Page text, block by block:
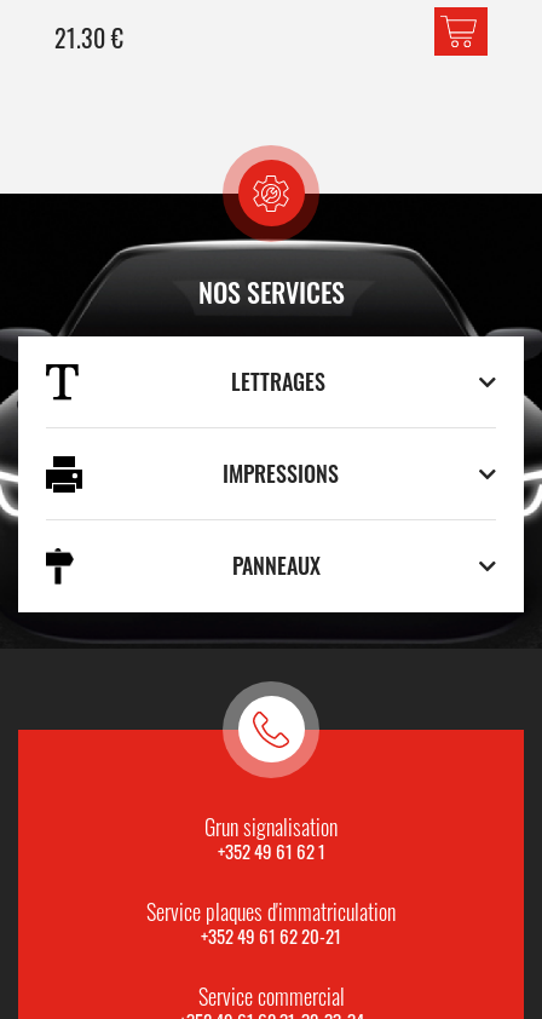
21.30€
NOS SERVICES
LETTRAGES
IMPRESSIONS
PANNEAUX
Grun signalisation
+352 49 61 62 1
Service plaques d'immatriculation
+352 49 61 62 20-21
Service commercial